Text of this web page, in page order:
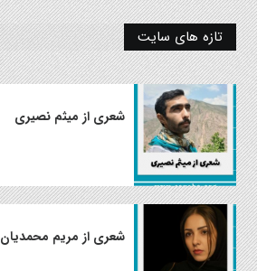
تازه های سایت
شعری از میثم نصیری
شعری از مریم محمدیان